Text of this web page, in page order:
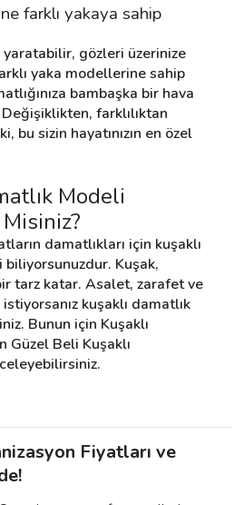
farklı yakaya sahip
yaratabilir, gözleri üzerinize
yaka modellerine sahip
bambaşka bir hava
farklılıktan
bu sizin hayatınızın en özel
Modeli
damatlıkları için kuşaklı
Kuşak,
tarz katar. Asalet, zarafet ve
istiyorsanız kuşaklı damatlık
Bunun için Kuşaklı
Güzel Beli Kuşaklı
Fiyatları ve